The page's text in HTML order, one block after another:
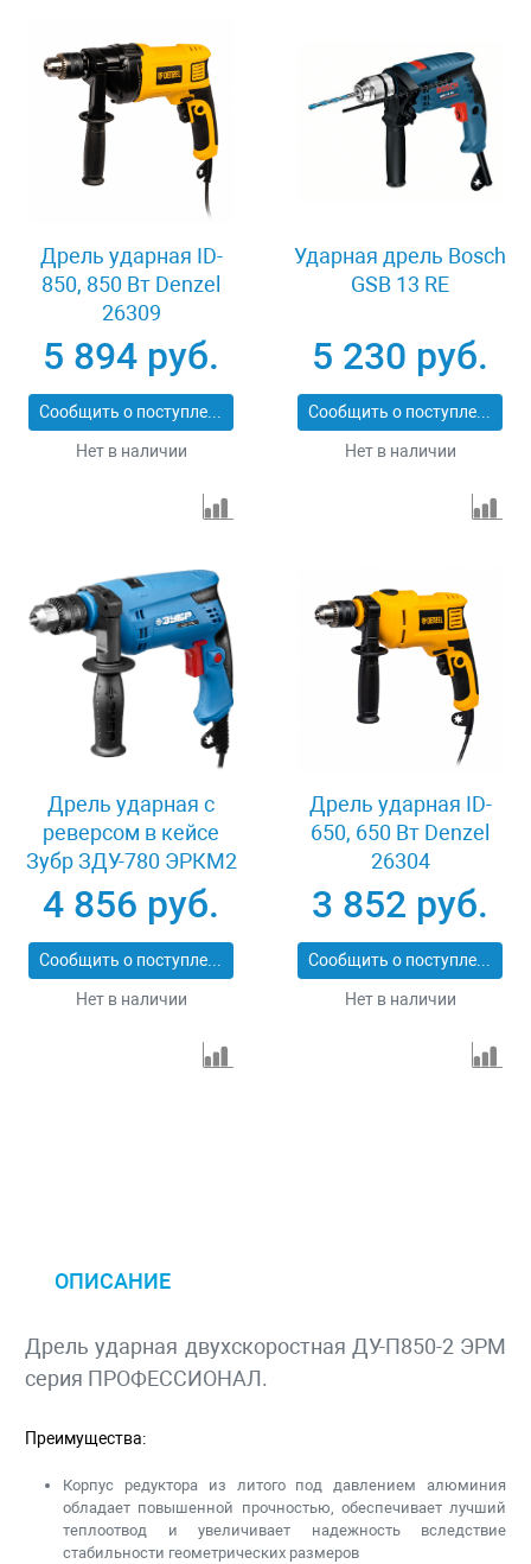
Дрель ударная ID-
850, 850 Вт Denzel
26309
5 894 руб.
Сообщить о поступлении
Нет в наличии
Ударная дрель Bosch
GSB 13 RE
5 230 руб.
Сообщить о поступлении
Нет в наличии
Дрель ударная с
реверсом в кейсе
Зубр ЗДУ-780 ЭРКМ2
4 856 руб.
Сообщить о поступлении
Нет в наличии
Дрель ударная ID-
650, 650 Вт Denzel
26304
3 852 руб.
Сообщить о поступлении
Нет в наличии
ОПИСАНИЕ
Дрель ударная двухскоростная ДУ-П850-2 ЭРМ
серия ПРОФЕССИОНАЛ.
Преимущества:
Корпус редуктора из литого под давлением алюминия
обладает повышенной прочностью, обеспечивает лучший
теплоотвод и увеличивает надежность вследствие
стабильности геометрических размеров